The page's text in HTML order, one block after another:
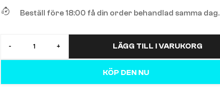
Beställ före 18:00 få din order behandlad samma dag.
- + LÄGG TILL I VARUKORG
KÖP DEN NU